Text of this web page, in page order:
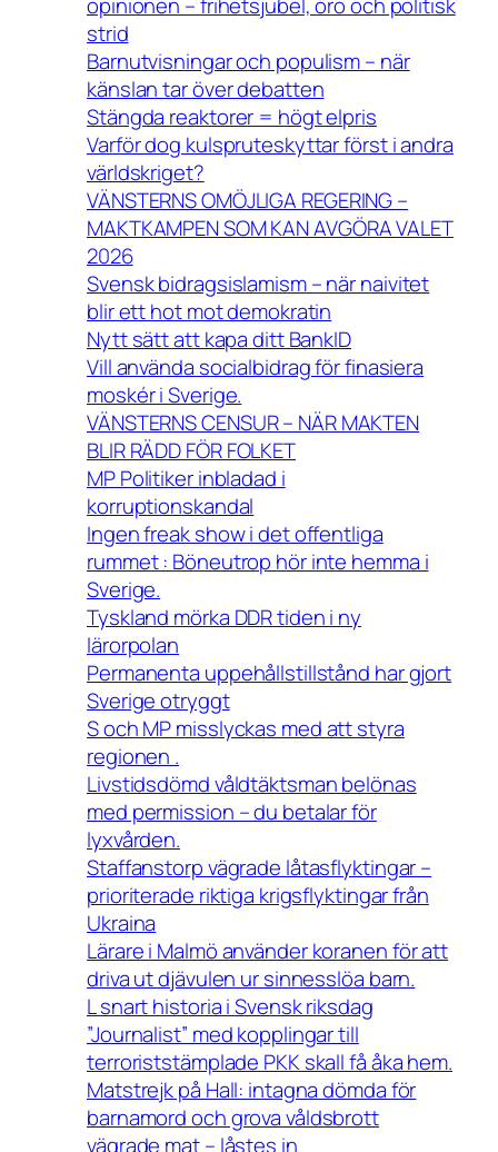
strid
Barnutvisningar och populism – när
känslan tar över debatten
Stängda reaktorer = högt elpris
Varför dog kulspruteskyttar först i andra
världskriget?
VÄNSTERNS OMÖJLIGA REGERING –
MAKTKAMPEN SOM KAN AVGÖRA VALET
2026
Svensk bidragsislamism – när naivitet
blir ett hot mot demokratin
Nytt sätt att kapa ditt BankID
Vill använda socialbidrag för finasiera
moskér i Sverige.
VÄNSTERNS CENSUR – NÄR MAKTEN
BLIR RÄDD FÖR FOLKET
MP Politiker inbladad i
korruptionskandal
Ingen freak show i det offentliga
rummet : Böneutrop hör inte hemma i
Sverige.
Tyskland mörka DDR tiden i ny
lärorpolan
Permanenta uppehållstillstånd har gjort
Sverige otryggt
S och MP misslyckas med att styra
regionen .
Livstidsdömd våldtäktsman belönas
med permission – du betalar för
lyxvården.
Staffanstorp vägrade låtasflyktingar –
prioriterade riktiga krigsflyktingar från
Ukraina
Lärare i Malmö använder koranen för att
driva ut djävulen ur sinnesslöa barn.
L snart historia i Svensk riksdag
”Journalist” med kopplingar till
terroriststämplade PKK skall få åka hem.
Matstrejk på Hall: intagna dömda för
barnamord och grova våldsbrott
vägrade mat – låstes in